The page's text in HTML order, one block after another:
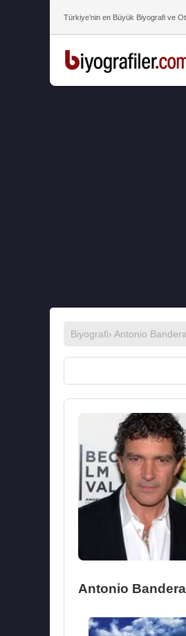
Türkiye’nin en Büyük Biyografi ve
Biyografi› Antonio
Antonio